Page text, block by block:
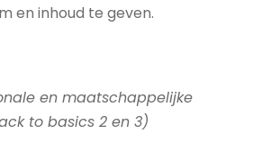
en inhoud te geven.
en maatschappelijke
to basics 2 en 3)